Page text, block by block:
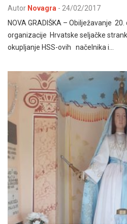
Autor Novagra - 24/02/2017
NOVA GRADIŠKA – Obilježavanje
organizacije Hrvatske seljačke
okupljanje HSS-ovih načelnika i…